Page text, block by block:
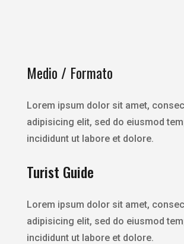
Medio / Formato
Lorem ipsum dolor sit amet,
adipisicing elit, sed do eiusmod
incididunt ut labore et dolore.
Turist Guide
Lorem ipsum dolor sit amet,
adipisicing elit, sed do eiusmod
incididunt ut labore et dolore.